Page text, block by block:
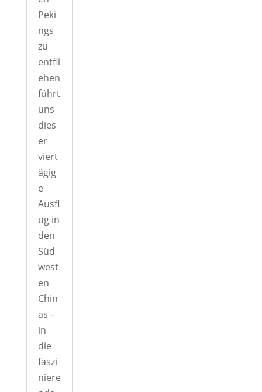
Peki
ngs
zu
entfli
ehen
führt
uns
dies
er
viert
ägig
e
Ausfl
ug in
den
Süd
west
en
Chin
as –
in
die
faszi
niere